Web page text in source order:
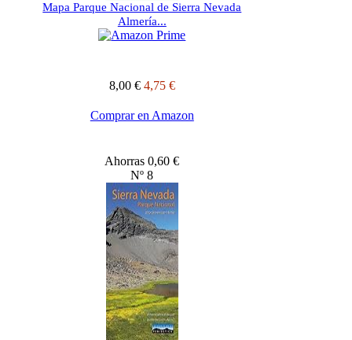
Mapa Parque Nacional de Sierra Nevada
Almería...
8,00 € 4,75 €
Comprar en Amazon
Ahorras 0,60 €
Nº 8